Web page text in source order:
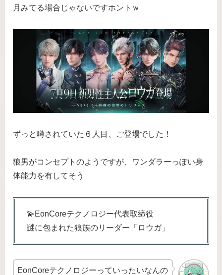
月みてる場合じゃないですホントｗ
ずっと噂されていた６人目、ご登場でした！
狼男がコンセプトのようですが、ワンダラーっぽい身
体能力を有してそう
💫EonCoreテクノロジー代表取締役
謎に包まれた狼族のリーダー「ロウガ」
EonCoreテクノロジーっていったいなんの